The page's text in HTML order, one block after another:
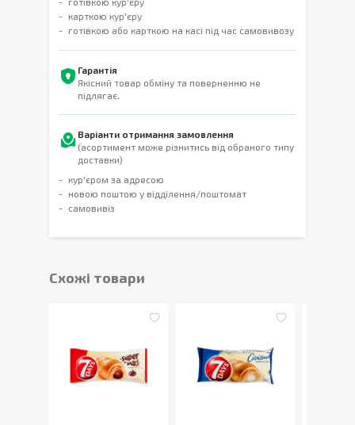
карткою кур'єру
готівкою або карткою на касі під час самовивозу
Гарантія
Якісний товар обміну та поверненню не
підлягає.
Варіанти отримання замовлення
(асортимент може різнитись від обраного типу
доставки)
кур'єром за адресою
новою поштою у відділення/поштомат
самовивіз
Cхожі товари